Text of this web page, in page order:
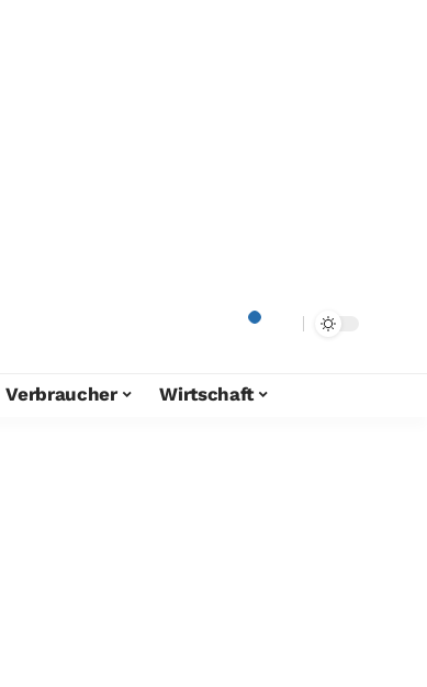
Verbraucher Wirtschaft